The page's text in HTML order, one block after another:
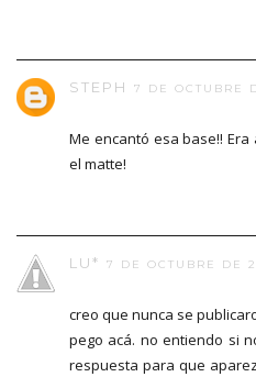
STEPH 7 DE OCTUBRE
Me encantó esa base!!
el matte!
LU* 7 DE OCTUBRE DE
creo que nunca se
pego acá. no entiendo si
respuesta para que